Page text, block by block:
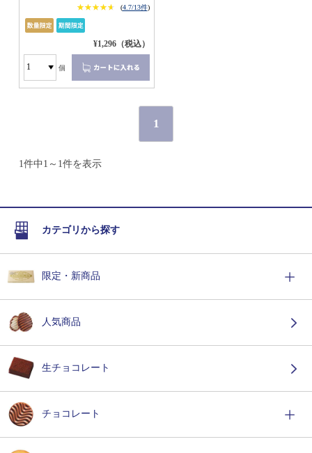
★★★★★
★★★★★ (4.7/13件)
¥1,296（税込）
個
1
1件中1～1件を表示
カテゴリから探す
限定・新商品
人気商品
生チョコレート
チョコレート